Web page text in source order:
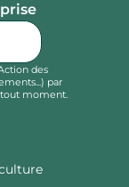
des
par
moment.